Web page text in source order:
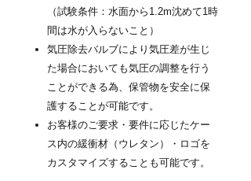
（試験条件：水面から1.2m沈めて1時
間は水が入らないこと）
気圧除去バルブにより気圧差が生じ
た場合においても気圧の調整を行う
ことができる為、保管物を安全に保
護することが可能です。
お客様のご要求・要件に応じたケー
ス内の緩衝材（ウレタン）・ロゴを
カスタマイズすることも可能です。